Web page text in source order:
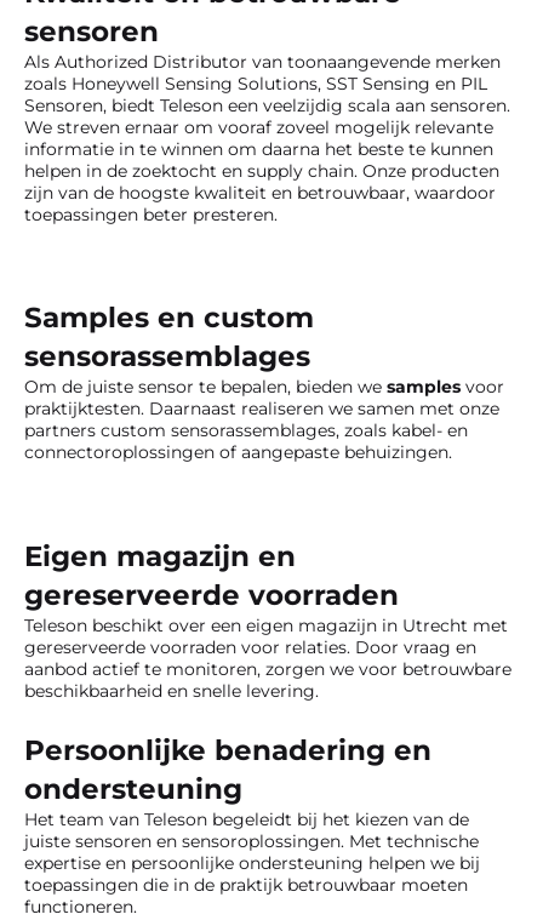
sensoren
Als Authorized Distributor van toonaangevende merken
zoals Honeywell Sensing Solutions, SST Sensing en PIL
Sensoren, biedt Teleson een veelzijdig scala aan sensoren.
We streven ernaar om vooraf zoveel mogelijk relevante
informatie in te winnen om daarna het beste te kunnen
helpen in de zoektocht en supply chain. Onze producten
zijn van de hoogste kwaliteit en betrouwbaar, waardoor
toepassingen beter presteren.
Samples en custom
sensorassemblages
Om de juiste sensor te bepalen, bieden we samples voor
praktijktesten. Daarnaast realiseren we samen met onze
partners custom sensorassemblages, zoals kabel- en
connectoroplossingen of aangepaste behuizingen.
Eigen magazijn en
gereserveerde voorraden
Teleson beschikt over een eigen magazijn in Utrecht met
gereserveerde voorraden voor relaties. Door vraag en
aanbod actief te monitoren, zorgen we voor betrouwbare
beschikbaarheid en snelle levering.
Persoonlijke benadering en
ondersteuning
Het team van Teleson begeleidt bij het kiezen van de
juiste sensoren en sensoroplossingen. Met technische
expertise en persoonlijke ondersteuning helpen we bij
toepassingen die in de praktijk betrouwbaar moeten
functioneren.